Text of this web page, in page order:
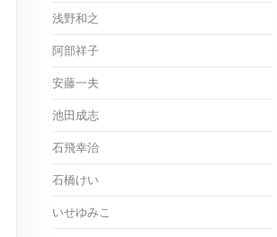
浅野和之
阿部祥子
安藤一夫
池田成志
石飛幸治
石橋けい
いせゆみこ